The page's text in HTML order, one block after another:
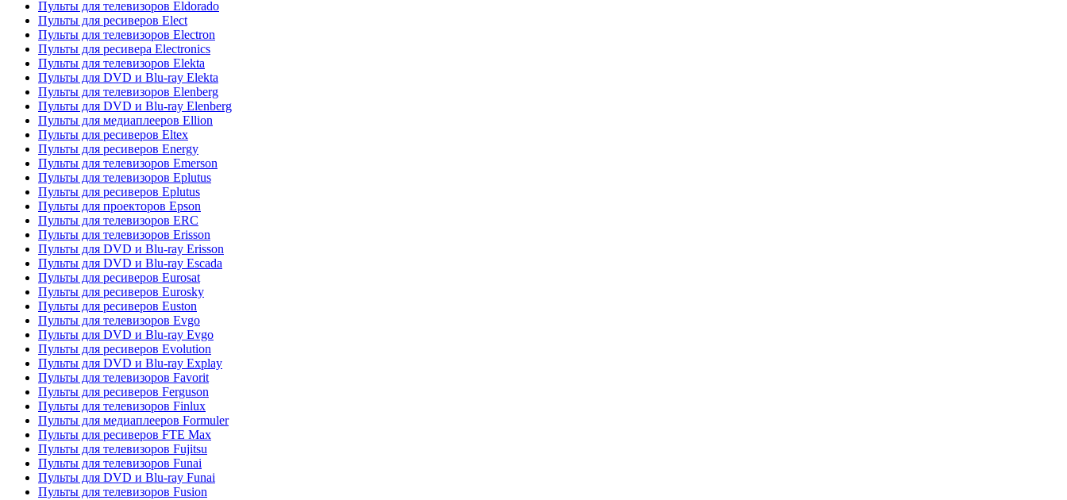
Пульты для телевизоров Eldorado
Пульты для ресиверов Elect
Пульты для телевизоров Electron
Пульты для ресивера Electronics
Пульты для телевизоров Elekta
Пульты для DVD и Blu-ray Elekta
Пульты для телевизоров Elenberg
Пульты для DVD и Blu-ray Elenberg
Пульты для медиаплееров Ellion
Пульты для ресиверов Eltex
Пульты для ресиверов Energy
Пульты для телевизоров Emerson
Пульты для телевизоров Eplutus
Пульты для ресиверов Eplutus
Пульты для проекторов Epson
Пульты для телевизоров ERC
Пульты для телевизоров Erisson
Пульты для DVD и Blu-ray Erisson
Пульты для DVD и Blu-ray Escada
Пульты для ресиверов Eurosat
Пульты для ресиверов Eurosky
Пульты для ресиверов Euston
Пульты для телевизоров Evgo
Пульты для DVD и Blu-ray Evgo
Пульты для ресиверов Evolution
Пульты для DVD и Blu-ray Explay
Пульты для телевизоров Favorit
Пульты для ресиверов Ferguson
Пульты для телевизоров Finlux
Пульты для медиаплееров Formuler
Пульты для ресиверов FTE Max
Пульты для телевизоров Fujitsu
Пульты для телевизоров Funai
Пульты для DVD и Blu-ray Funai
Пульты для телевизоров Fusion